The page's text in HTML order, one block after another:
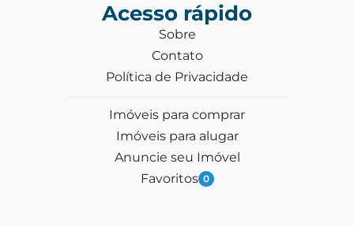
Acesso rápido
Sobre
Contato
Política de Privacidade
Imóveis para comprar
Imóveis para alugar
Anuncie seu Imóvel
Favoritos 0